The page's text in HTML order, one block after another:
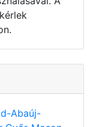
Abaúj-